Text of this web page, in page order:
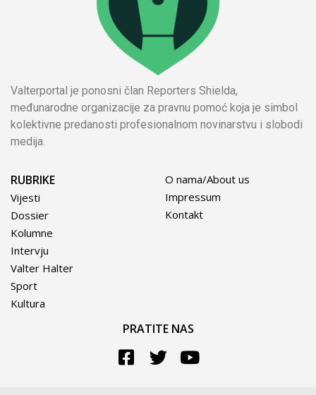
Valterportal je ponosni član Reporters Shielda,
međunarodne organizacije za pravnu pomoć koja je simbol
kolektivne predanosti profesionalnom novinarstvu i slobodi
medija.
RUBRIKE
Vijesti
Dossier
Kolumne
Intervju
Valter Halter
Sport
Kultura
O nama/About us
Impressum
Kontakt
PRATITE NAS